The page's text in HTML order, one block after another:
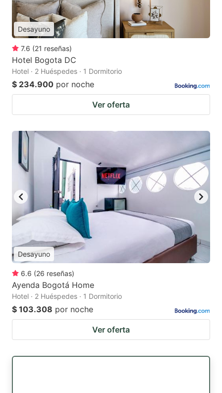
Desayuno
7.6 (21 reseñas)
Hotel Bogota DC
Hotel · 2 Huéspedes · 1 Dormitorio
$ 234.900 por noche
Ver oferta
Desayuno
6.6 (26 reseñas)
Ayenda Bogotá Home
Hotel · 2 Huéspedes · 1 Dormitorio
$ 103.308 por noche
Ver oferta